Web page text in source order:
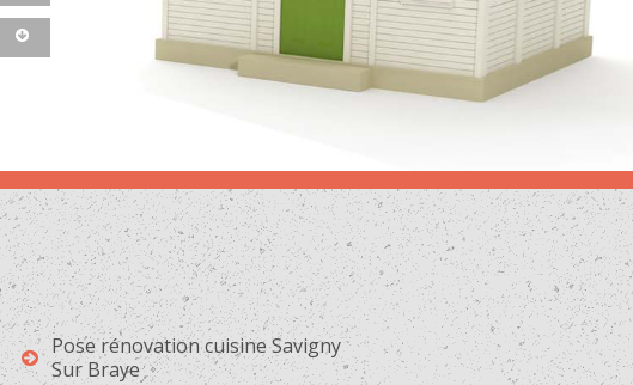
Pose rénovation cuisine Savigny
Sur Braye